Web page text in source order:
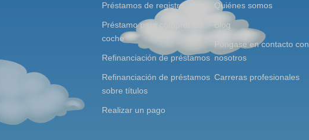
Préstamos de registro
Préstamo para comprar un
coche
Refinanciación de préstamos
Refinanciación de préstamos
sobre títulos
Realizar un pago
Quiénes somos
Blog
Póngase en contacto con
nosotros
Carreras profesionales